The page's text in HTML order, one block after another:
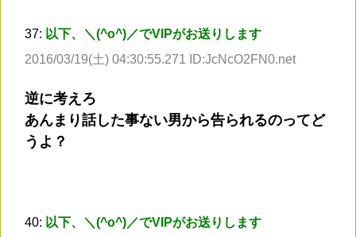
37: 以下、＼(^o^)／でVIPがお送りします
2016/03/19(土) 04:30:55.271 ID:JcNcO2FN0.net
逆に考えろ
あんまり話した事ない男から告られるのってど
うよ？
40: 以下、＼(^o^)／でVIPがお送りします